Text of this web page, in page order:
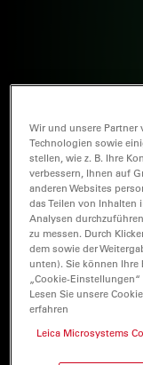
Wir und unsere Partner
Technologien sowie
stellen, wie z. B. Ihre
verbessern, Ihnen auf
anderen Websites
das Teilen von Inhalten
Analysen
zu messen. Durch
dem sowie der
unten). Sie können
„Cookie-
Lesen Sie unsere
erfahren
Leica Microsystems